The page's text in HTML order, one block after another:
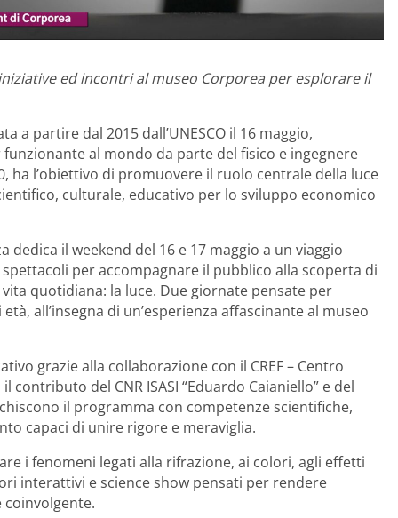
ed incontri al museo Corporea per esplorare il
a partire dal 2015 dall’UNESCO il 16 maggio,
al mondo da parte del fisico e ingegnere
ha l’obiettivo di promuovere il ruolo centrale della luce
culturale, educativo per lo sviluppo economico
il weekend del 16 e 17 maggio a un viaggio
per accompagnare il pubblico alla scoperta di
quotidiana: la luce. Due giornate pensate per
all’insegna di un’esperienza affascinante al museo
grazie alla collaborazione con il CREF – Centro
contributo del CNR ISASI “Eduardo Caianiello” e del
il programma con competenze scientifiche,
capaci di unire rigore e meraviglia.
i fenomeni legati alla rifrazione, ai colori, agli effetti
interattivi e science show pensati per rendere